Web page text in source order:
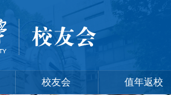
校友会 值年返校